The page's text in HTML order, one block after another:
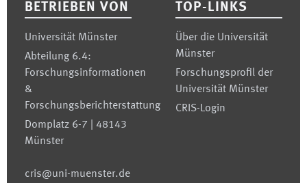
BETRIEBEN VON
Universität Münster
Abteilung 6.4:
Forschungsinformationen
&
Forschungsberichterstattung
Domplatz 6-7 | 48143
Münster
cris@uni-muenster.de
TOP-LINKS
Über die Universität
Münster
Forschungsprofil der
Universität Münster
CRIS-Login